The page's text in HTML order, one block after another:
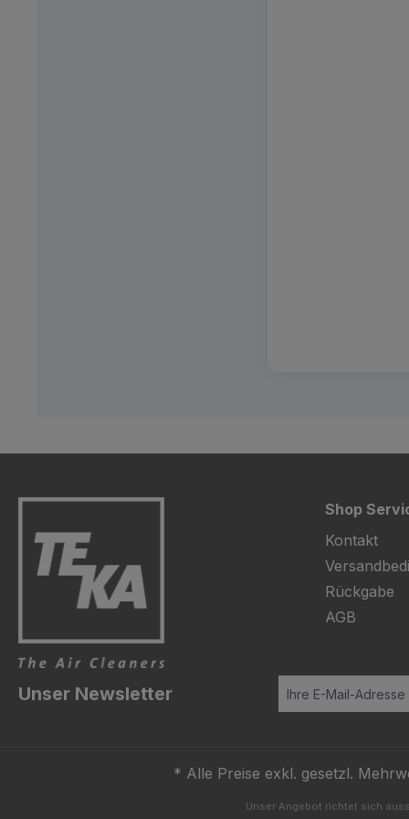
Shop
Kontakt
Rückgabe
AGB
Unser Newsletter
* Alle Preise exkl. gesetzl.
Unser Angebot richtet sich